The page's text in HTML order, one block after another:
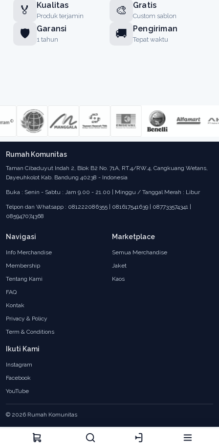
🏅 Kualitas
Produk terjamin 🎨 Gratis
Custom sablon
🛡️ Garansi
1 tahun 🚚 Pengiriman
Tepat waktu
Rumah Komunitas
Taman Cibaduyut Indah 2, Blok B2 No. 71A, RT.4/RW.4, Cangkuang Wetans,
Dayeuhkolot Kab. Bandung 40238 - Indonesia
Buka : Senin - Sabtu : Jam 9.00 - 21.00 | Minggu / Tanggal Merah : Libur
Telpon dan Whatsapp : 081222086355 | 081617541639 | 087733574341 |
085947074368
Navigasi
Info Merchandise
Membership
Tentang Kami
FAQ
Kontak
Privacy & Policy
Term & Conditions
Marketplace
Semua Merchandise
Jaket
Kaos
Ikuti Kami
Instagram
Facebook
YouTube
© 2026 Rumah Komunitas